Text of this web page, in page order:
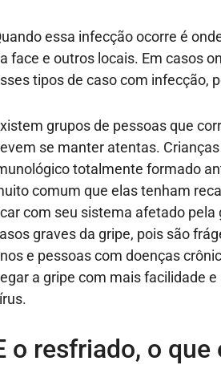
essa infecção ocorre é
face e outros locais. Em casos
tipos de caso com infecção,
grupos de pessoas que
se manter atentas.
totalmente formado
comum que elas tenham
com seu sistema afetado
graves da gripe, pois são
e pessoas com doenças
a gripe com mais facilidade
o resfriado, o que